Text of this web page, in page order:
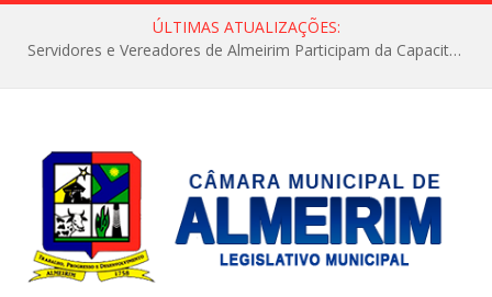
ÚLTIMAS ATUALIZAÇÕES:
Servidores e Vereadores de Almeirim Participam da Capacitação “Orientar é a Nossa Missão”